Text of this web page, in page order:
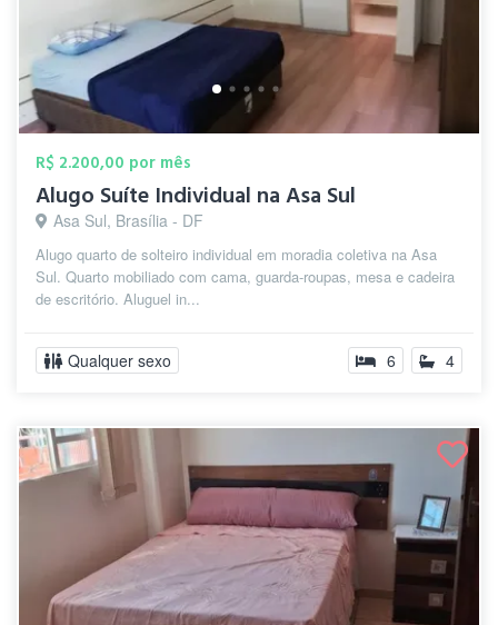
R$ 2.200,00 por mês
Alugo Suíte Individual na Asa Sul
Asa Sul, Brasília - DF
Alugo quarto de solteiro individual em moradia coletiva na Asa
Sul. Quarto mobiliado com cama, guarda-roupas, mesa e cadeira
de escritório. Aluguel in...
Qualquer sexo 6 4